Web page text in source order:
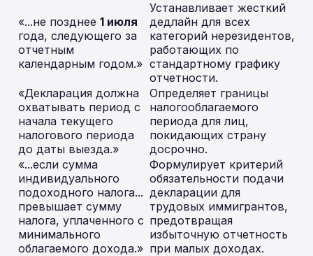
«...не позднее 1 июля
года, следующего за
отчетным
календарным годом.»
Устанавливает жесткий
дедлайн для всех
категорий нерезидентов,
работающих по
стандартному графику
отчетности.
«Декларация должна
охватывать период с
начала текущего
налогового периода
до даты выезда.»
Определяет границы
налогооблагаемого
периода для лиц,
покидающих страну
досрочно.
«...если сумма
индивидуального
подоходного налога...
превышает сумму
налога, уплаченного с
минимального
облагаемого дохода.»
Формулирует критерий
обязательности подачи
декларации для
трудовых иммигрантов,
предотвращая
избыточную отчетность
при малых доходах.